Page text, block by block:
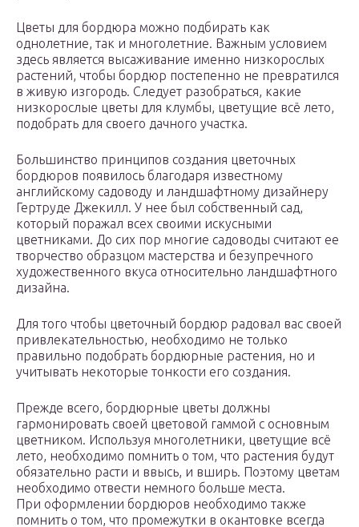
Цветы для бордюра можно подбирать как
однолетние, так и многолетние. Важным условием
здесь является высаживание именно низкорослых
растений, чтобы бордюр постепенно не превратился
в живую изгородь. Следует разобраться, какие
низкорослые цветы для клумбы, цветущие всё лето,
подобрать для своего дачного участка.
Большинство принципов создания цветочных
бордюров появилось благодаря известному
английскому садоводу и ландшафтному дизайнеру
Гертруде Джекилл. У нее был собственный сад,
который поражал всех своими искусными
цветниками. До сих пор многие садоводы считают ее
творчество образцом мастерства и безупречного
художественного вкуса относительно ландшафтного
дизайна.
Для того чтобы цветочный бордюр радовал вас своей
привлекательностью, необходимо не только
правильно подобрать бордюрные растения, но и
учитывать некоторые тонкости его создания.
Прежде всего, бордюрные цветы должны
гармонировать своей цветовой гаммой с основным
цветником. Используя многолетники, цветущие всё
лето, необходимо помнить о том, что растения будут
обязательно расти и ввысь, и вширь. Поэтому цветам
необходимо отвести немного больше места.
При оформлении бордюров необходимо также
помнить о том, что промежутки в окантовке всегда